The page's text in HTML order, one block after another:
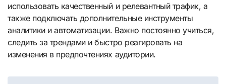
использовать качественный и релевантный трафик, а
также подключать дополнительные инструменты
аналитики и автоматизации. Важно постоянно учиться,
следить за трендами и быстро реагировать на
изменения в предпочтениях аудитории.